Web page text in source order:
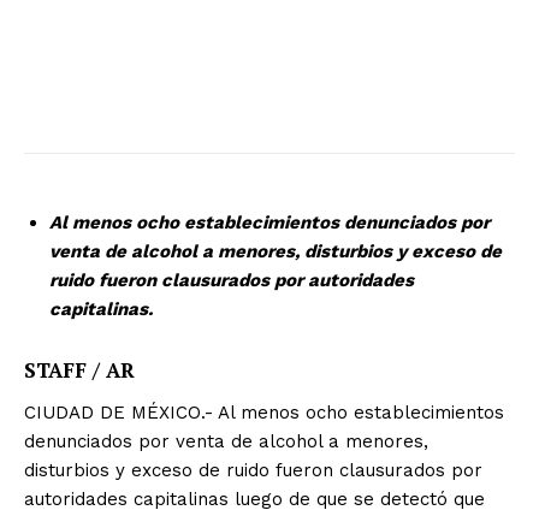
Al menos ocho establecimientos denunciados por
venta de alcohol a menores, disturbios y exceso de
ruido fueron clausurados por autoridades
capitalinas.
STAFF / AR
CIUDAD DE MÉXICO.- Al menos ocho establecimientos
denunciados por venta de alcohol a menores,
disturbios y exceso de ruido fueron clausurados por
autoridades capitalinas luego de que se detectó que